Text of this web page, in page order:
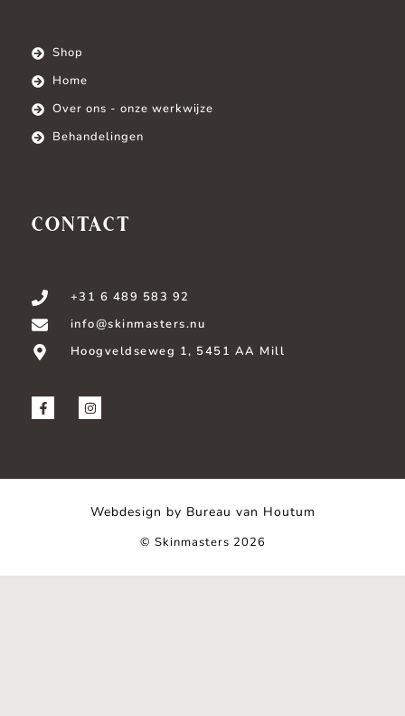
Shop
Home
Over ons - onze werkwijze
Behandelingen
CONTACT
+31 6 489 583 92
info@skinmasters.nu
Hoogveldseweg 1, 5451 AA Mill
Webdesign by Bureau van Houtum
© Skinmasters 2026